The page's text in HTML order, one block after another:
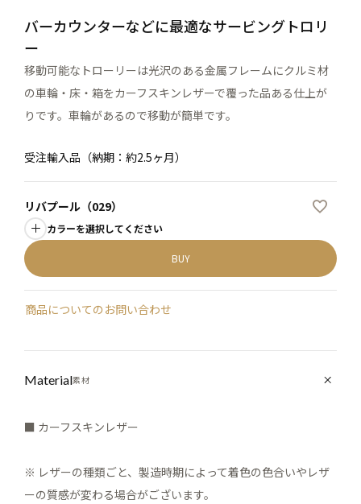
バーカウンターなどに最適なサービングトロリ
ー
移動可能なトローリーは光沢のある金属フレームにクルミ材
の車輪・床・箱をカーフスキンレザーで覆った品ある仕上が
りです。車輪があるので移動が簡単です。
受注輸入品（納期：約2.5ヶ月）
リバプール（029）
BUY
カラーを選択してください
商品についてのお問い合わせ
Material素材
■ カーフスキンレザー
※ レザーの種類ごと、製造時期によって着色の色合いやレザ
ーの質感が変わる場合がございます。